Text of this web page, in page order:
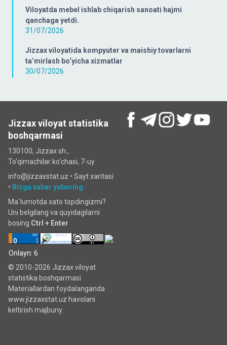
Viloyatda mebel ishlab chiqarish sanoati hajmi
qanchaga yetdi.
31/07/2026
Jizzax viloyatida kompyuter va maishiy tovarlarni
ta’mirlash bo‘yicha xizmatlar
30/07/2026
Jizzax viloyat statistika
boshqarmasi
130100, Jizzax sh.,
To'qimachilar ko‘chаsi, 7-uy
info@jizzaxstat.uz • Sayt xaritasi
• Bizga xabar yuboring
Ma`lumotda xato topdingizmi?
Uni belgilang va quyidagilarni
bosing Ctrl + Enter
Onlayn: 6
© 2010-2026 Jizzax viloyat
statistika boshqarmasi
Materiallardan foydalanganda
www.jizzaxstat.uz havolani
keltirish majburiy.